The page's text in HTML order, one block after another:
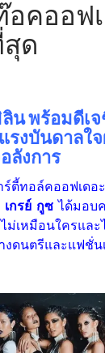
คออฟ
ด
น พร้อมดีเ
รงบันดาลใ
ลังการ
ตี้ทอล์คออฟเดอ
เกรย์ กูซ ได้มอบ
เหมือนใครและ
งดนตรีและแฟชั่น